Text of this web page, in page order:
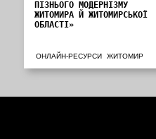
ПІЗНЬОГО МОДЕРНІЗМУ
ЖИТОМИРА Й ЖИТОМИРСЬКОЇ
ОБЛАСТІ»
ОНЛАЙН-РЕСУРСИ ЖИТОМИР